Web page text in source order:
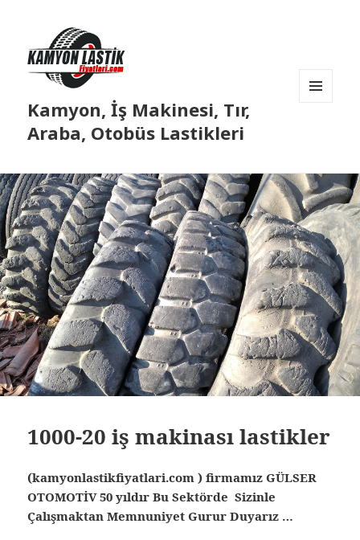
Kamyon, İş Makinesi, Tır,
Araba, Otobüs Lastikleri
1000-20 iş makinası lastikler
(kamyonlastikfiyatlari.com ) firmamız GÜLSER
OTOMOTİV 50 yıldır Bu Sektörde Sizinle
Çalışmaktan Memnuniyet Gurur Duyarız …